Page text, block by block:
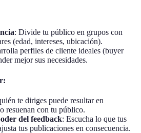
: Divide tu público en grupos con
(edad, intereses, ubicación).
perfiles de cliente ideales (buyer
mejor sus necesidades.
te diriges puede resultar en
resuenan con tu público.
del feedback: Escucha lo que tus
tus publicaciones en consecuencia.